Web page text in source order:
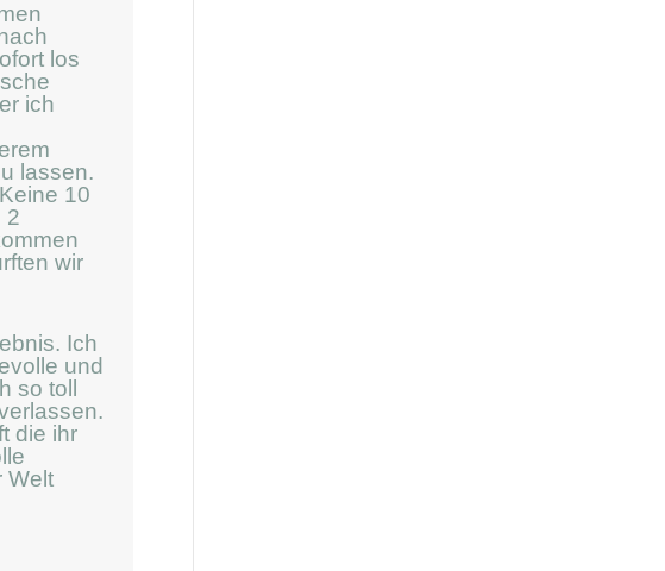
los
ich
lassen.
10
2
wir
Ich
und
so toll
die ihr
Welt